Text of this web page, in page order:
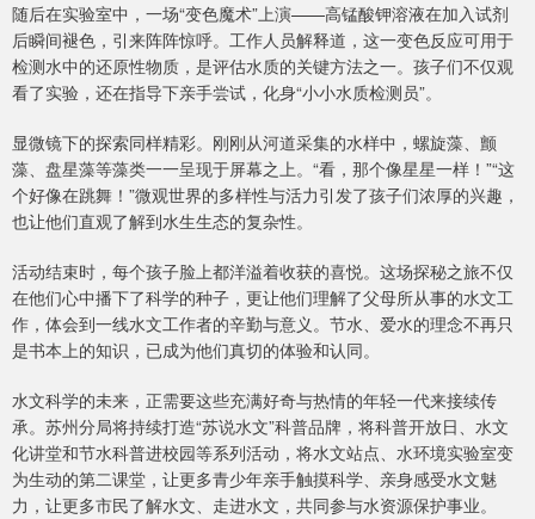
随后在实验室中，一场“变色魔术”上演——高锰酸钾溶液在加入试剂
后瞬间褪色，引来阵阵惊呼。工作人员解释道，这一变色反应可用于
检测水中的还原性物质，是评估水质的关键方法之一。孩子们不仅观
看了实验，还在指导下亲手尝试，化身“小小水质检测员”。
显微镜下的探索同样精彩。刚刚从河道采集的水样中，螺旋藻、颤
藻、盘星藻等藻类一一呈现于屏幕之上。“看，那个像星星一样！”“这
个好像在跳舞！”微观世界的多样性与活力引发了孩子们浓厚的兴趣，
也让他们直观了解到水生生态的复杂性。
活动结束时，每个孩子脸上都洋溢着收获的喜悦。这场探秘之旅不仅
在他们心中播下了科学的种子，更让他们理解了父母所从事的水文工
作，体会到一线水文工作者的辛勤与意义。节水、爱水的理念不再只
是书本上的知识，已成为他们真切的体验和认同。
水文科学的未来，正需要这些充满好奇与热情的年轻一代来接续传
承。苏州分局将持续打造“苏说水文”科普品牌，将科普开放日、水文
化讲堂和节水科普进校园等系列活动，将水文站点、水环境实验室变
为生动的第二课堂，让更多青少年亲手触摸科学、亲身感受水文魅
力，让更多市民了解水文、走进水文，共同参与水资源保护事业。